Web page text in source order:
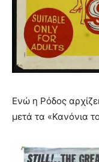
Ενώ η Ρόδος
μετά τα «Κανόνια